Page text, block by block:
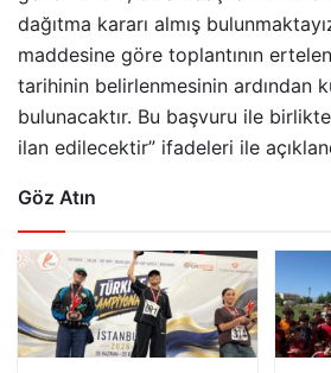
dağıtma kararı almış
maddesine göre toplantının
tarihinin belirlenmesinin ardından
bulunacaktır. Bu başvuru ile
ilan edilecektir” ifadeleri ile
Göz Atın